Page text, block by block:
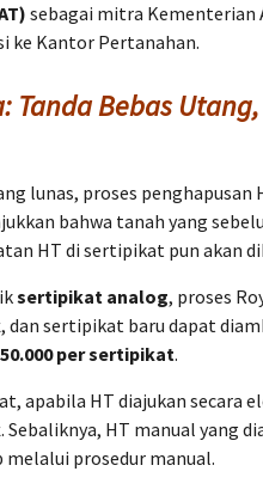
sebagai mitra Kementerian
ke Kantor Pertanahan.
Tanda Bebas
lunas, proses penghapusan
bahwa tanah yang
HT di sertipikat pun akan
sertipikat analog, proses
, dan sertipikat baru dapat
per sertipikat.
apabila HT diajukan secara
. Sebaliknya, HT manual yang
melalui prosedur manual.